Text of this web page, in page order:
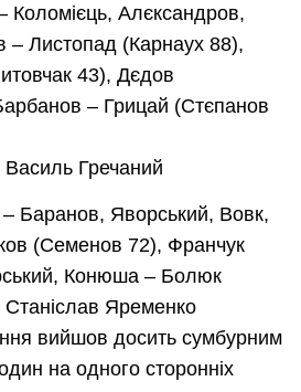
Коломієць, Алєксандров,
– Листопад (Карнаух 88),
43), Дєдов
– Грицай (Стєпанов
Василь Гречаний
– Баранов, Яворський, Вовк,
(Семенов 72), Франчук
Конюша – Болюк
Станіслав Яременко
вийшов досить сумбурним
на одного сторонніх